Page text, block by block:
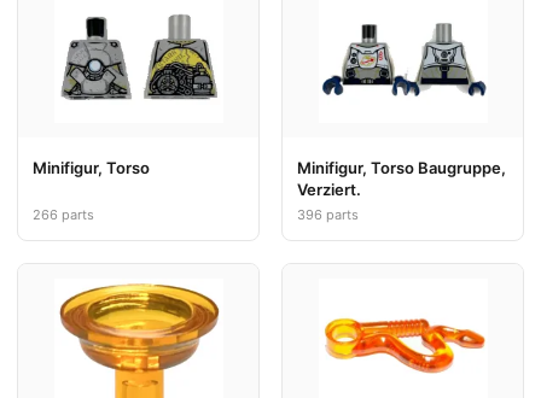
Minifigur, Torso
266 parts
Minifigur, Torso Baugruppe,
Verziert.
396 parts